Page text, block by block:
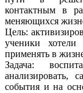
контактным в
меняющихся
Цель:
ученики
применять в
Задача:
анализировать,
события и на